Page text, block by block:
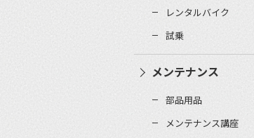
レンタルバイク
試乗
メンテナンス
部品用品
メンテナンス講座